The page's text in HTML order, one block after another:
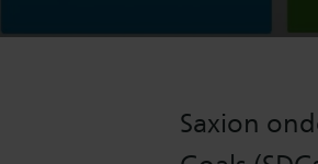
Saxion